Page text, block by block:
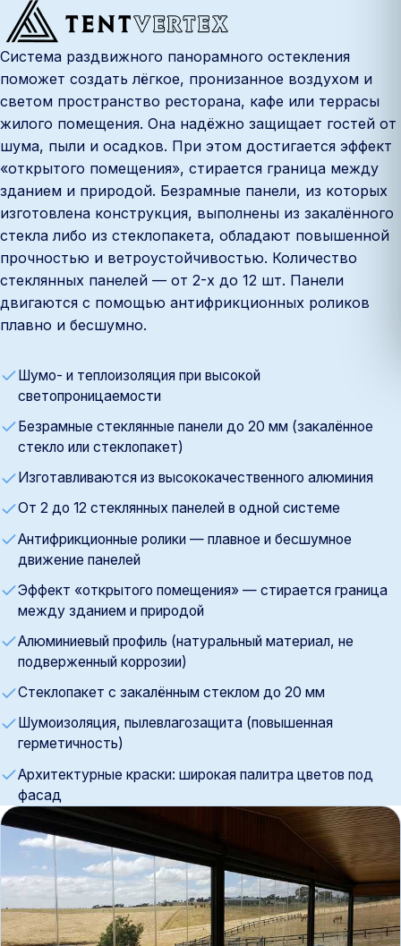
Система раздвижного панорамного остекления
поможет создать лёгкое, пронизанное воздухом и
светом пространство ресторана, кафе или террасы
жилого помещения. Она надёжно защищает гостей от
шума, пыли и осадков. При этом достигается эффект
«открытого помещения», стирается граница между
зданием и природой. Безрамные панели, из которых
изготовлена конструкция, выполнены из закалённого
стекла либо из стеклопакета, обладают повышенной
прочностью и ветроустойчивостью. Количество
стеклянных панелей — от 2-х до 12 шт. Панели
двигаются с помощью антифрикционных роликов
плавно и бесшумно.
Шумо- и теплоизоляция при высокой
светопроницаемости
Безрамные стеклянные панели до 20 мм (закалённое
стекло или стеклопакет)
Изготавливаются из высококачественного алюминия
От 2 до 12 стеклянных панелей в одной системе
Антифрикционные ролики — плавное и бесшумное
движение панелей
Эффект «открытого помещения» — стирается граница
между зданием и природой
Алюминиевый профиль (натуральный материал, не
подверженный коррозии)
Стеклопакет с закалённым стеклом до 20 мм
Шумоизоляция, пылевлагозащита (повышенная
герметичность)
Архитектурные краски: широкая палитра цветов под
фасад